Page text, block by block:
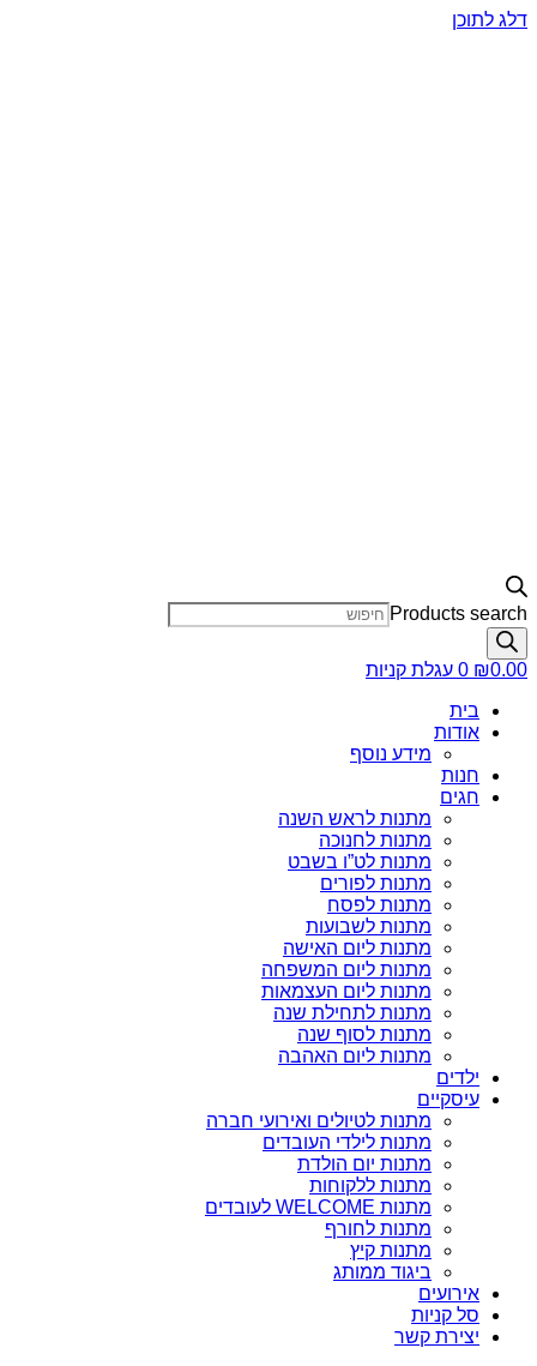
דלג לתוכן
Products search
₪0.00
0 עגלת קניות
בית
אודות
מידע נוסף
חנות
חגים
מתנות לראש השנה
מתנות לחנוכה
מתנות לט”ו בשבט
מתנות לפורים
מתנות לפסח
מתנות לשבועות
מתנות ליום האישה
מתנות ליום המשפחה
מתנות ליום העצמאות
מתנות לתחילת שנה
מתנות לסוף שנה
מתנות ליום האהבה
ילדים
עיסקיים
מתנות לטיולים ואירועי חברה
מתנות לילדי העובדים
מתנות יום הולדת
מתנות ללקוחות
מתנות WELCOME לעובדים
מתנות לחורף
מתנות קיץ
ביגוד ממותג
אירועים
סל קניות
יצירת קשר